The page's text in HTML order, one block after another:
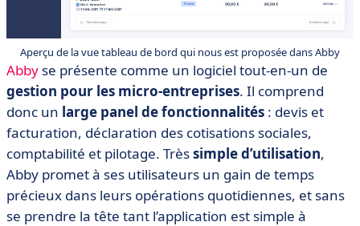
Aperçu de la vue tableau de bord qui nous est proposée dans Abby
Abby se présente comme un logiciel tout-en-un de
gestion pour les micro-entreprises. Il comprend
donc un large panel de fonctionnalités : devis et
facturation, déclaration des cotisations sociales,
comptabilité et pilotage. Trèssimple d’utilisation,
Abby promet à ses utilisateurs un gain de temps
précieux dans leurs opérations quotidiennes, et sans
se prendre la tête tant l’application est simple à